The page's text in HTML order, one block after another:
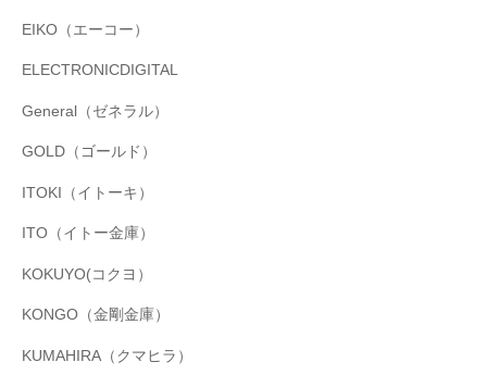
EIKO（エーコー）
ELECTRONICDIGITAL
General（ゼネラル）
GOLD（ゴールド）
ITOKI（イトーキ）
ITO（イトー金庫）
KOKUYO(コクヨ）
KONGO（金剛金庫）
KUMAHIRA（クマヒラ）